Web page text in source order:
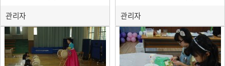
관리자 관리자